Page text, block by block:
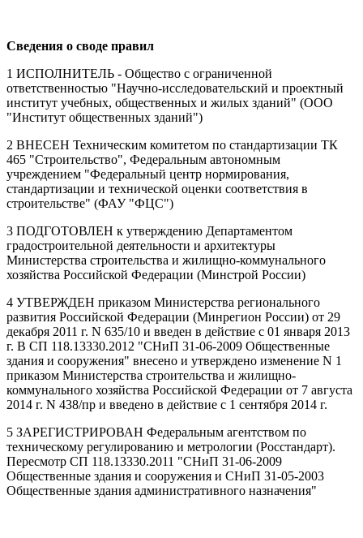
Сведения о своде правил
1 ИСПОЛНИТЕЛЬ - Общество с ограниченной
ответственностью "Научно-исследовательский и проектный
институт учебных, общественных и жилых зданий" (ООО
"Институт общественных зданий")
2 ВНЕСЕН Техническим комитетом по стандартизации ТК
465 "Строительство", Федеральным автономным
учреждением "Федеральный центр нормирования,
стандартизации и технической оценки соответствия в
строительстве" (ФАУ "ФЦС")
3 ПОДГОТОВЛЕН к утверждению Департаментом
градостроительной деятельности и архитектуры
Министерства строительства и жилищно-коммунального
хозяйства Российской Федерации (Минстрой России)
4 УТВЕРЖДЕН приказом Министерства регионального
развития Российской Федерации (Минрегион России) от 29
декабря 2011 г. N 635/10 и введен в действие с 01 января 2013
г. В СП 118.13330.2012 "СНиП 31-06-2009 Общественные
здания и сооружения" внесено и утверждено изменение N 1
приказом Министерства строительства и жилищно-
коммунального хозяйства Российской Федерации от 7 августа
2014 г. N 438/пр и введено в действие с 1 сентября 2014 г.
5 ЗАРЕГИСТРИРОВАН Федеральным агентством по
техническому регулированию и метрологии (Росстандарт).
Пересмотр СП 118.13330.2011 "СНиП 31-06-2009
Общественные здания и сооружения и СНиП 31-05-2003
Общественные здания административного назначения"